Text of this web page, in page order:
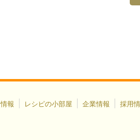
報 レシピの小部屋 企業情報 採用